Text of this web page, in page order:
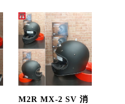
M2R MX-2 SV 消